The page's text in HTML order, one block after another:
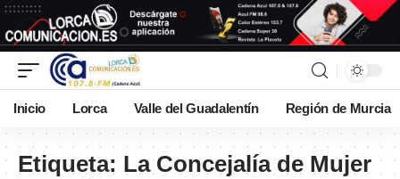
Inicio Lorca Valle del Guadalentín Región de Murcia
Etiqueta: La Concejalía de Mujer